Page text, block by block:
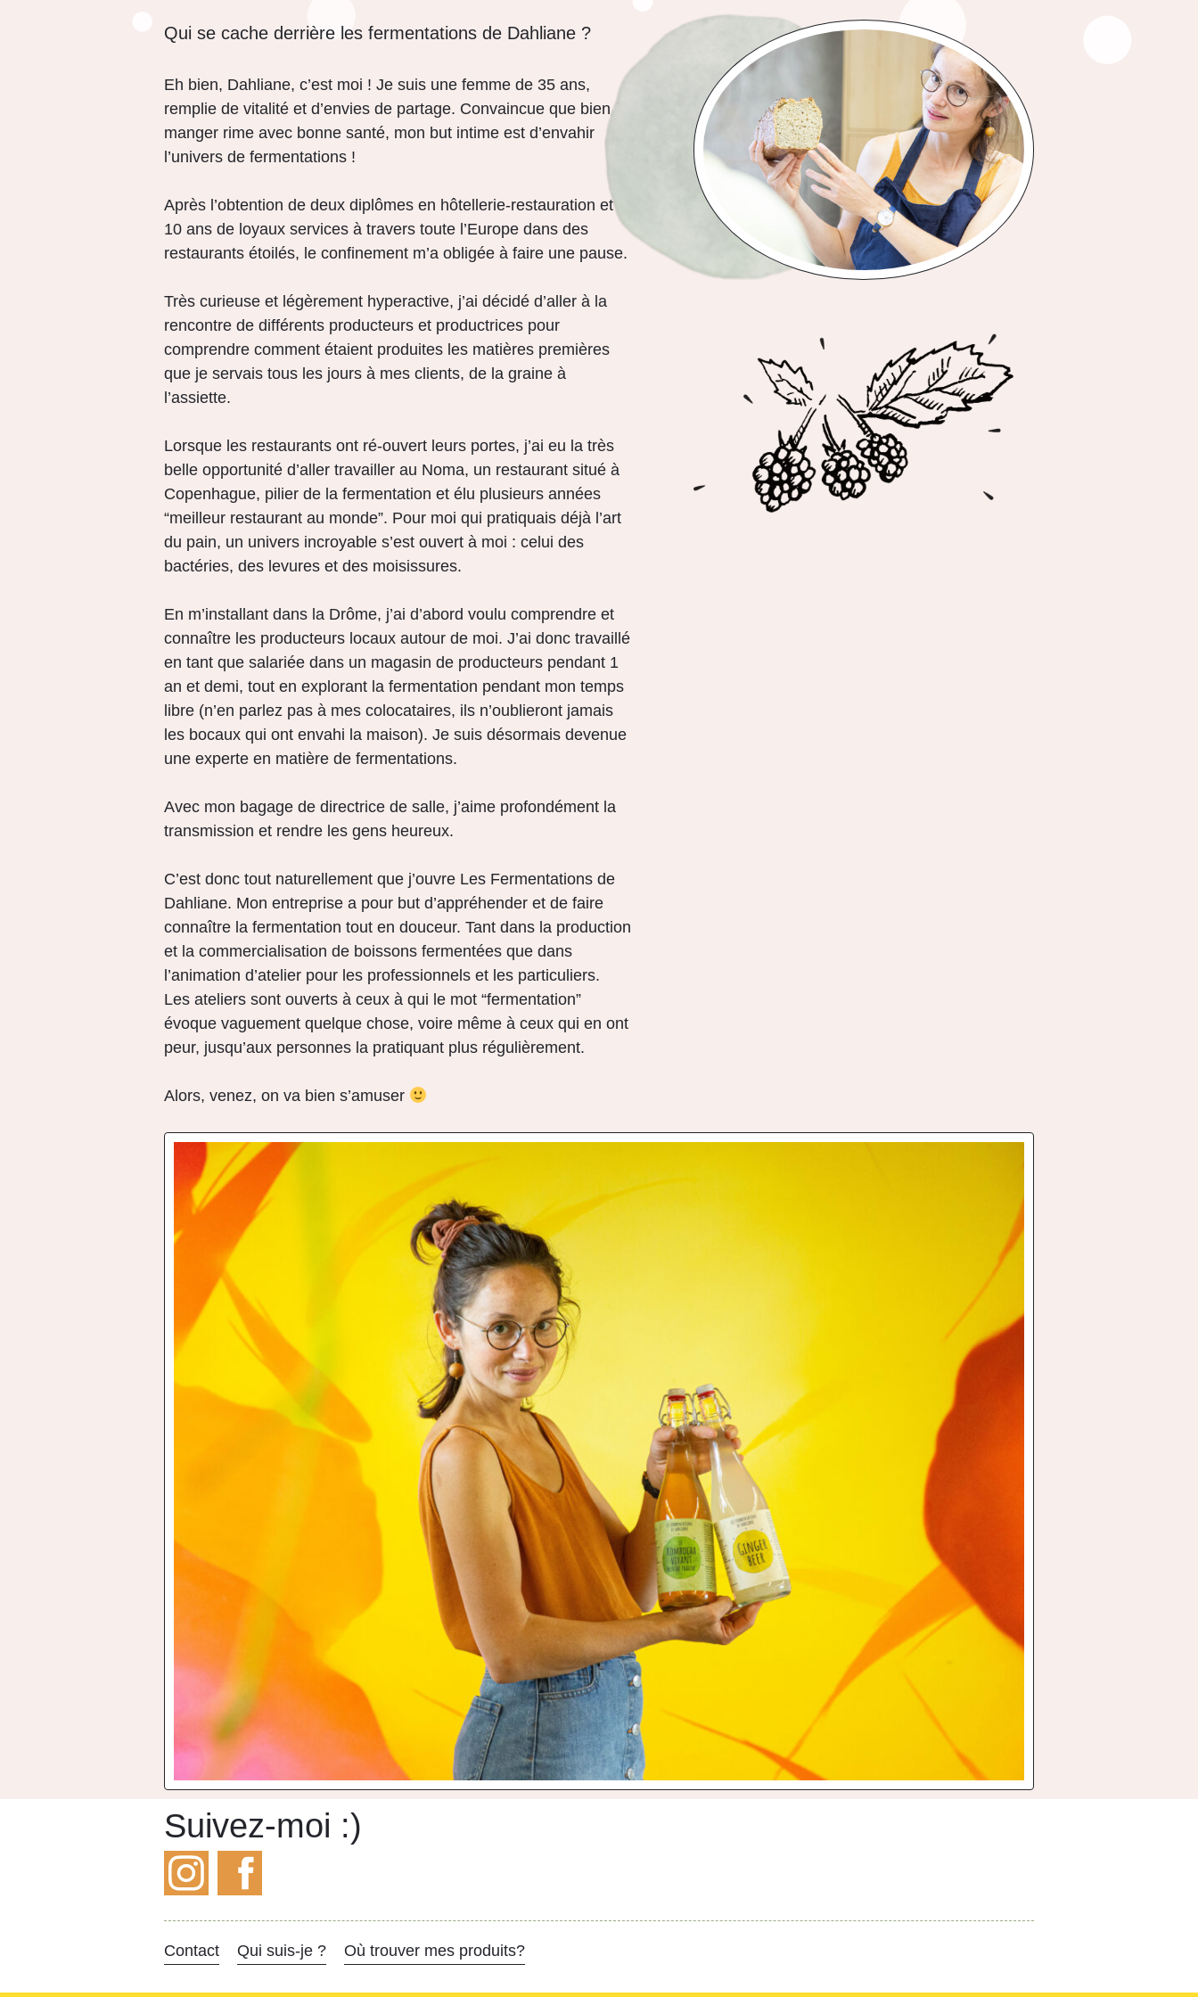
Qui se cache derrière les fermentations de Dahliane ?
Eh bien, Dahliane, c’est moi ! Je suis une femme de 35 ans,
remplie de vitalité et d’envies de partage. Convaincue que bien
manger rime avec bonne santé, mon but intime est d’envahir
l’univers de fermentations !
Après l’obtention de deux diplômes en hôtellerie-restauration et
10 ans de loyaux services à travers toute l’Europe dans des
restaurants étoilés, le confinement m’a obligée à faire une pause.
Très curieuse et légèrement hyperactive, j’ai décidé d’aller à la
rencontre de différents producteurs et productrices pour
comprendre comment étaient produites les matières premières
que je servais tous les jours à mes clients, de la graine à
l’assiette.
Lorsque les restaurants ont ré-ouvert leurs portes, j’ai eu la très
belle opportunité d’aller travailler au Noma, un restaurant situé à
Copenhague, pilier de la fermentation et élu plusieurs années
“meilleur restaurant au monde”. Pour moi qui pratiquais déjà l’art
du pain, un univers incroyable s’est ouvert à moi : celui des
bactéries, des levures et des moisissures.
En m’installant dans la Drôme, j’ai d’abord voulu comprendre et
connaître les producteurs locaux autour de moi. J’ai donc travaillé
en tant que salariée dans un magasin de producteurs pendant 1
an et demi, tout en explorant la fermentation pendant mon temps
libre (n’en parlez pas à mes colocataires, ils n’oublieront jamais
les bocaux qui ont envahi la maison). Je suis désormais devenue
une experte en matière de fermentations.
Avec mon bagage de directrice de salle, j’aime profondément la
transmission et rendre les gens heureux.
C’est donc tout naturellement que j’ouvre Les Fermentations de
Dahliane. Mon entreprise a pour but d’appréhender et de faire
connaître la fermentation tout en douceur. Tant dans la production
et la commercialisation de boissons fermentées que dans
l’animation d’atelier pour les professionnels et les particuliers.
Les ateliers sont ouverts à ceux à qui le mot “fermentation”
évoque vaguement quelque chose, voire même à ceux qui en ont
peur, jusqu’aux personnes la pratiquant plus régulièrement.
Alors, venez, on va bien s’amuser
Suivez-moi :)
Contact
Qui suis-je ?
Où trouver mes produits?